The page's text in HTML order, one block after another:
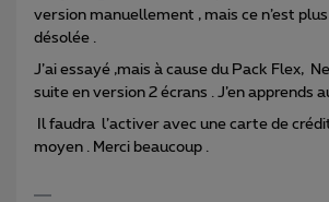
version manuellement , mais ce n’est plus
désolée .
J’ai essayé ,mais à cause du Pack Flex,
suite en version 2 écrans . J’en apprends
Il faudra l’activer avec une carte de
moyen . Merci beaucoup .